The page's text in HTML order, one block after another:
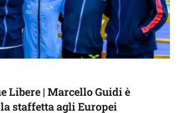
Libere | Marcello Guidi è
staffetta agli Europei